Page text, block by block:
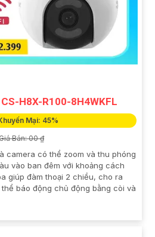
H8X-R100-8H4WKFL
Mại: 45%
Bán: 00 ₫
camera có thể zoom và thu phóng
vào ban đêm với khoảng cách
giúp đàm thoại 2 chiều, cho ra
báo động chủ động bằng còi và